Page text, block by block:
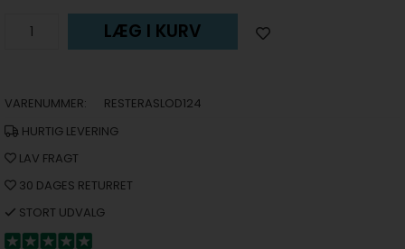
LÆG I KURV
VARENUMMER:
RESTERASLOD124
HURTIG LEVERING
LAV FRAGT
30 DAGES RETURRET
STORT UDVALG